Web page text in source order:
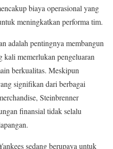
biaya operasional yang
meningkatkan performa tim.
adalah pentingnya membangun
memerlukan pengeluaran
berkualitas. Meskipun
signifikan dari berbagai
Steinbrenner
finansial tidak selalu
sedang berupaya untuk